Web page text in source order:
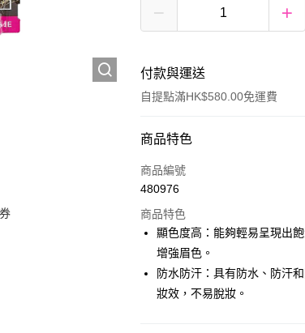
付款與運送
自提點滿HK$580.00免運費
付款方式
信用卡
Google Pay
AlipayHK
PayMe
商品特色
商品編號
480976
商品特色
顯色度高：能夠輕易呈現出
增強眉色。
防水防汗：具有防水、防汗
妝效，不易脫妝。